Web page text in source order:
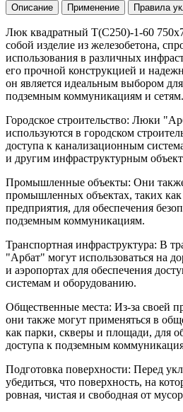
Описание Применение Правила
Люк квадратный Т(С250)-1-60
собой изделие из железобетона,
использования в различных
его прочной конструкцией и
он является идеальным выбором
подземным коммуникациям и сетям.
Городское строительство: Люки
используются в городском
доступа к канализационным
и другим инфраструктурным
Промышленные объекты: Они
промышленных объектах, таких
предприятия, для обеспечения
подземным коммуникациям.
Транспортная инфраструктура: В
"Арбат" могут использоваться на
и аэропортах для обеспечения
системам и оборудованию.
Общественные места: Из-за своей
они также могут применяться в
как парки, скверы и площади, для
доступа к подземным
Подготовка поверхности: Перед
убедиться, что поверхность, на
ровная, чистая и свободная от